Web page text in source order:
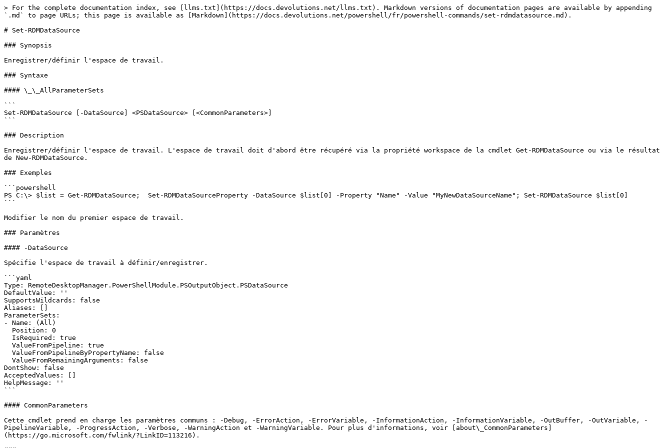
> For the complete documentation index, see [llms.txt](https://docs.devolutions.net/llms.txt). Markdown versions of documentation pages are available by appending
`.md` to page URLs; this page is available as [Markdown](https://docs.devolutions.net/powershell/fr/powershell-commands/set-rdmdatasource.md).
# Set-RDMDataSource
### Synopsis
Enregistrer/définir l'espace de travail.
### Syntaxe
#### \_\_AllParameterSets
```
Set-RDMDataSource [-DataSource] <PSDataSource> [<CommonParameters>]
```
### Description
Enregistrer/définir l'espace de travail. L'espace de travail doit d'abord être récupéré via la propriété workspace de la cmdlet Get-RDMDataSource ou via le résultat
de New-RDMDataSource.
### Exemples
```powershell
PS C:\> $list = Get-RDMDataSource;  Set-RDMDataSourceProperty -DataSource $list[0] -Property "Name" -Value "MyNewDataSourceName"; Set-RDMDataSource $list[0]
```
Modifier le nom du premier espace de travail.
### Paramètres
#### -DataSource
Spécifie l'espace de travail à définir/enregistrer.
```yaml
Type: RemoteDesktopManager.PowerShellModule.PSOutputObject.PSDataSource
DefaultValue: ''
SupportsWildcards: false
Aliases: []
ParameterSets:
- Name: (All)
DontShow: false
AcceptedValues: []
HelpMessage: ''
```
#### CommonParameters
Cette cmdlet prend en charge les paramètres communs : -Debug, -ErrorAction, -ErrorVariable, -InformationAction, -InformationVariable, -OutBuffer, -OutVariable, -
PipelineVariable, -ProgressAction, -Verbose, -WarningAction et -WarningVariable. Pour plus d'informations, voir [about\_CommonParameters]
(https://go.microsoft.com/fwlink/?LinkID=113216).